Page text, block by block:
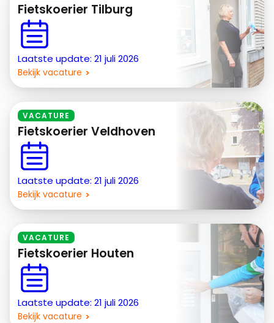
Fietskoerier Tilburg
Laatste update: 21 juli 2026
Bekijk vacature
VACATURE
Fietskoerier Veldhoven
Laatste update: 21 juli 2026
Bekijk vacature
VACATURE
Fietskoerier Houten
Laatste update: 21 juli 2026
Bekijk vacature